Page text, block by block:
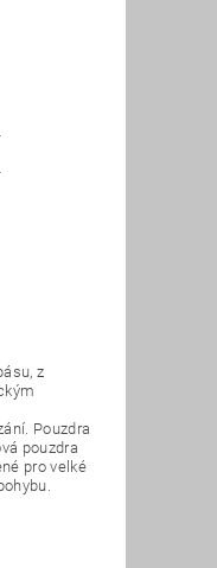
z
Pouzdra
pouzdra
pro velké